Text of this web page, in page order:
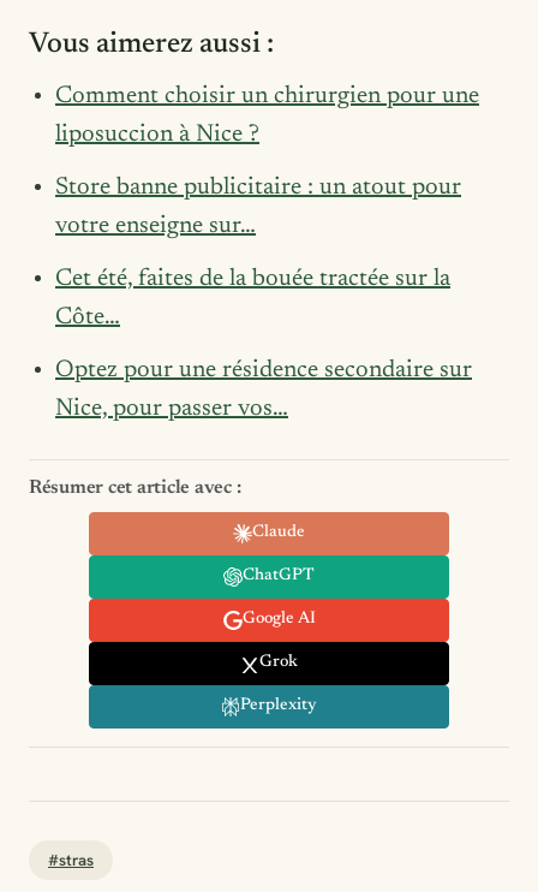
Vous aimerez aussi :
Comment choisir un chirurgien pour une
liposuccion à Nice ?
Store banne publicitaire : un atout pour
votre enseigne sur…
Cet été, faites de la bouée tractée sur la
Côte…
Optez pour une résidence secondaire sur
Nice, pour passer vos…
Résumer cet article avec :
Claude
ChatGPT
Google AI
Grok
Perplexity
#stras